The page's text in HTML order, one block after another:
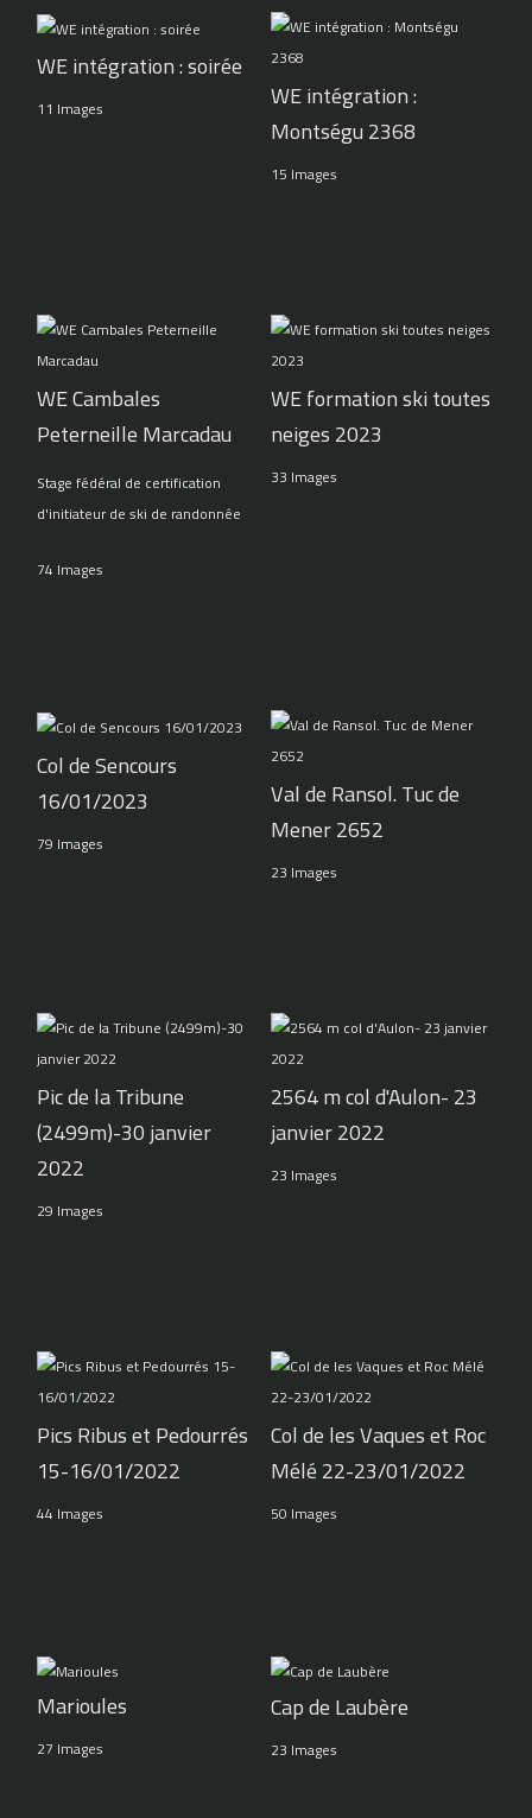
WE intégration : soirée
11 Images
WE intégration :
Montségu 2368
15 Images
WE Cambales
Peterneille Marcadau
Stage fédéral de certification
d'initiateur de ski de randonnée
74 Images
WE formation ski toutes
neiges 2023
33 Images
Col de Sencours
16/01/2023
79 Images
Val de Ransol. Tuc de
Mener 2652
23 Images
Pic de la Tribune
(2499m)-30 janvier
2022
29 Images
2564 m col d'Aulon- 23
janvier 2022
23 Images
Pics Ribus et Pedourrés
15-16/01/2022
44 Images
Col de les Vaques et Roc
Mélé 22-23/01/2022
50 Images
Marioules
27 Images
Cap de Laubère
23 Images